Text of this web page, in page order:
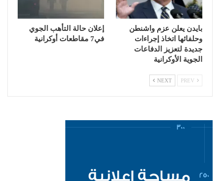
بايدن يعلن عزم واشنطن
وحلفائها اتخاذ إجراءات
جديدة لتعزيز الدفاعات
الجوية الأوكرانية
إعلان حالة التأهب الجوي
في7 مقاطعات أوكرانية
NEXT